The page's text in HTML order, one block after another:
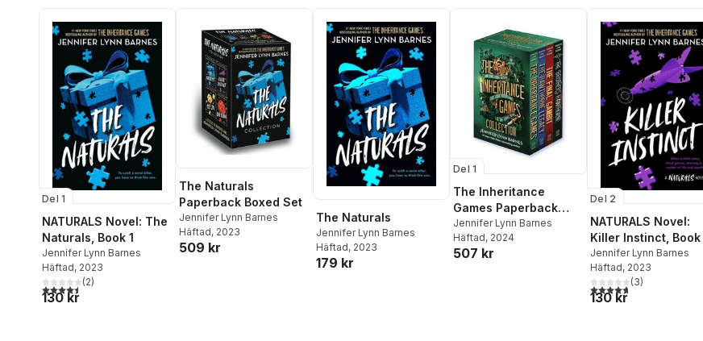
Del 1
NATURALS Novel: The
Naturals, Book 1
Jennifer Lynn Barnes
Häftad, 2023
4,5utav 5 stjärnor. Totalt antal röster:
(2)
130 kr
The Naturals
Paperback Boxed Set
Jennifer Lynn Barnes
Häftad, 2023
509 kr
The Naturals
Jennifer Lynn Barnes
Häftad, 2023
179 kr
Del 1
The Inheritance
Games Paperback
Collection
Jennifer Lynn Barnes
Häftad, 2024
507 kr
Del 2
NATURALS Novel:
Killer Instinct, Book
Jennifer Lynn Barnes
Häftad, 2023
4,7utav 5 stjärnor.
(3)
130 kr